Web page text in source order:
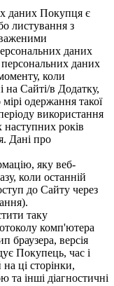
даних Покупця є
листування з
даних
даних
коли
на Сайті/в Додатку,
одержання такої
використання
років
Дані про
яку веб-
коли останній
до Сайту через
таку
комп'ютера
браузера, версія
Покупець, час і
ці сторінки,
та інші діагностичні